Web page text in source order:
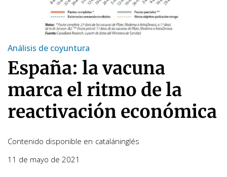
Análisis de coyuntura
España: la vacuna
marca el ritmo de la
reactivación económica
Contenido disponible en cataláninglés
11 de mayo de 2021